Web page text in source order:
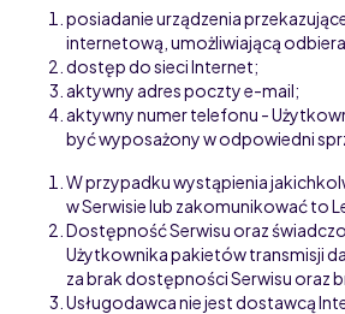
posiadanie urządzenia
internetową, umożliwiającą
dostęp do sieci Internet;
aktywny adres poczty e-mail;
aktywny numer telefonu -
być wyposażony w odpowiedni
W przypadku wystąpienia
w Serwisie lub zakomunikować to
Dostępność Serwisu oraz
Użytkownika pakietów transmisji
za brak dostępności Serwisu oraz
Usługodawca nie jest dostawcą